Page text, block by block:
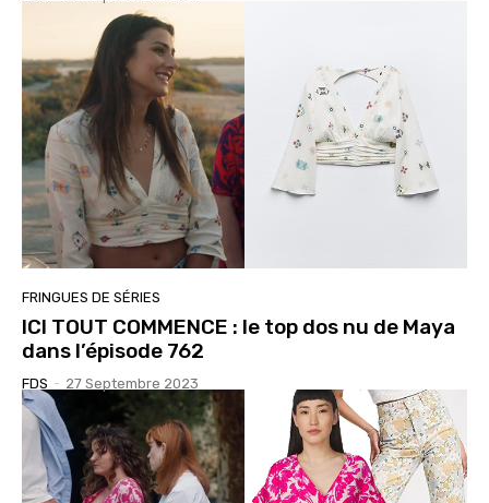
FRINGUES DE SÉRIES
ICI TOUT COMMENCE : le top dos nu de Maya
dans l’épisode 762
FDS - 27 Septembre 2023